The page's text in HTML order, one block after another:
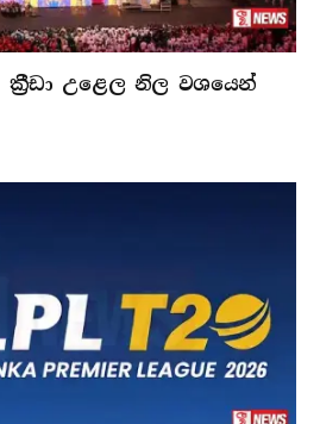
උළෙල නිල වශයෙන්